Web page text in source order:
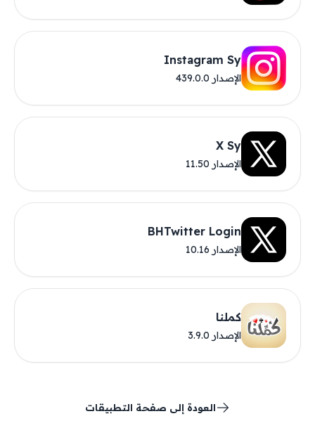
Instagram Sy
الإصدار 439.0.0
X Sy
الإصدار 11.50
BHTwitter Login
الإصدار 10.16
كملنا
الإصدار 3.9.0
العودة إلى صفحة التطبيقات